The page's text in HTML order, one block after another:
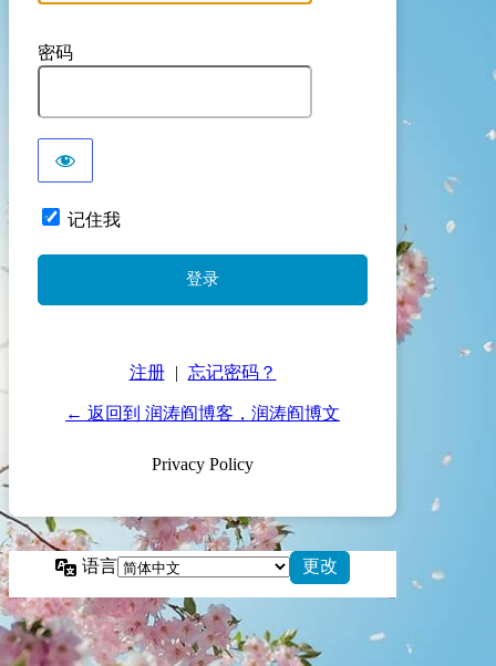
密码
记住我
注册 | 忘记密码？
← 返回到 润涛阎博客，润涛阎博文
Privacy Policy
语言